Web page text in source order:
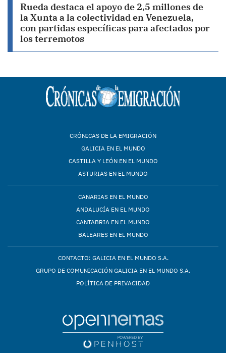
Rueda destaca el apoyo de 2,5 millones de
la Xunta a la colectividad en Venezuela,
con partidas específicas para afectados por
los terremotos
CRÓNICAS DE LA EMIGRACIÓN
GALICIA EN EL MUNDO
CASTILLA Y LEÓN EN EL MUNDO
ASTURIAS EN EL MUNDO
CANARIAS EN EL MUNDO
ANDALUCÍA EN EL MUNDO
CANTABRIA EN EL MUNDO
BALEARES EN EL MUNDO
CONTACTO: GALICIA EN EL MUNDO S.A.
GRUPO DE COMUNICACIÓN GALICIA EN EL MUNDO S.A.
POLÍTICA DE PRIVACIDAD